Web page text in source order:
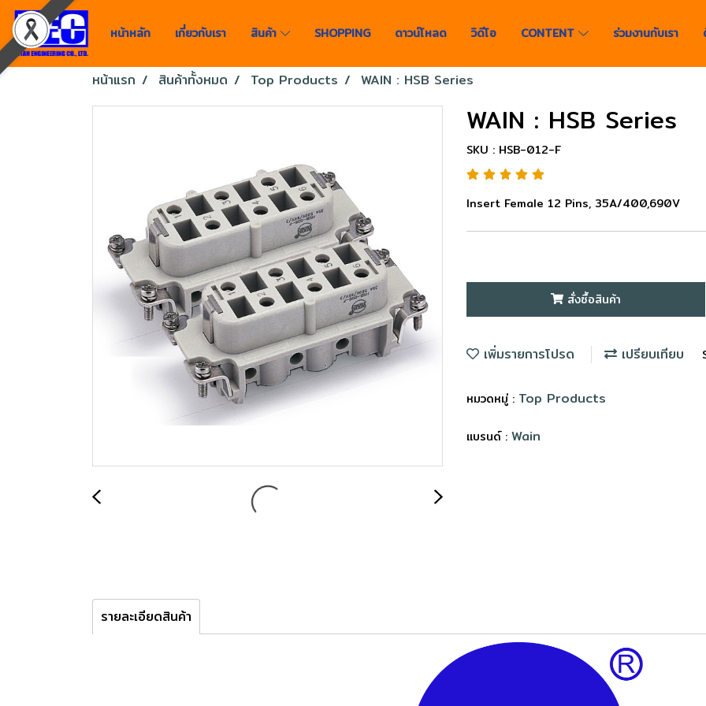
หน้าหลัก เกี่ยวกับเรา สินค้า SHOPPING ดาวน์โหลด วิดีโอ CONTENT ร่วมงานกับเรา
หน้าแรก สินค้าทั้งหมด Top Products WAIN : HSB Series
WAIN : HSB Series
SKU : HSB-012-F
Insert Female 12 Pins, 35A/400,690V
สั่งซื้อสินค้า
เพิ่มรายการโปรด เปรียบเทียบ
หมวดหมู่ : Top Products
แบรนด์ : Wain
รายละเอียดสินค้า